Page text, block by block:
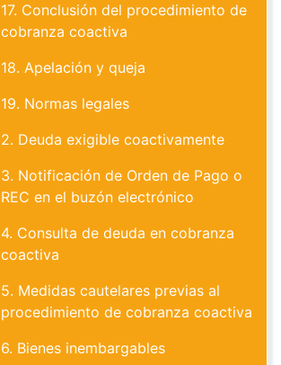
17. Conclusión del procedimiento de
cobranza coactiva
18. Apelación y queja
19. Normas legales
2. Deuda exigible coactivamente
3. Notificación de Orden de Pago o
REC en el buzón electrónico
4. Consulta de deuda en cobranza
coactiva
5. Medidas cautelares previas al
procedimiento de cobranza coactiva
6. Bienes inembargables